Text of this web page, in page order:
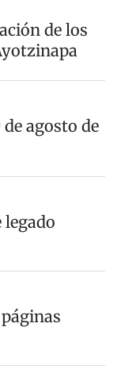
de los
agosto de
legado